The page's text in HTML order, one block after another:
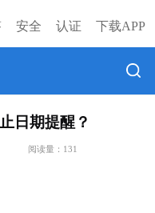
安全 认证 下载APP
日期提醒？
阅读量： 131